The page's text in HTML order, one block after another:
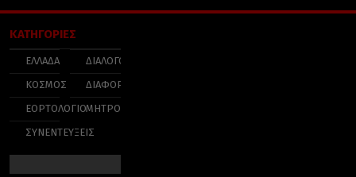
ΚΑΤΗΓΟΡΙΕΣ
ΕΛΛΑΔΑ
ΚΟΣΜΟΣ
ΕΟΡΤΟΛΟΓΙΟ
ΣΥΝΕΝΤΕΥΞΕΙΣ
ΔΙΑΛΟΓΟΣ
ΔΙΑΦΟΡΑ
ΜΗΤΡΟΠΟΛΕΙΣ